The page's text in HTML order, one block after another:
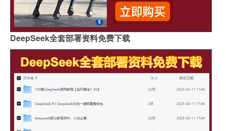
DeepSeek全套部署资料免费下载